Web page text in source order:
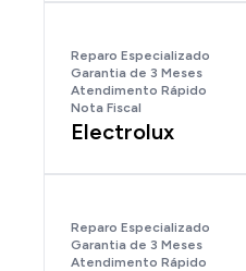
Reparo Especializado
Garantia de 3 Meses
Atendimento Rápido
Nota Fiscal
Electrolux
Reparo Especializado
Garantia de 3 Meses
Atendimento Rápido